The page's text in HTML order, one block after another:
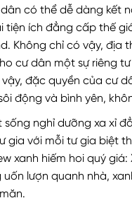
dân có thể dễ dàng kết
tiện ích đẳng cấp thế
Không chỉ có vậy, địa
cư dân một sự riêng
đặc quyền của cư
động và bình yên,
sống nghỉ dưỡng xa xỉ
gia với mỗi tư gia biệt
xanh hiếm hoi quý giá:
uốn lượn quanh nhà,